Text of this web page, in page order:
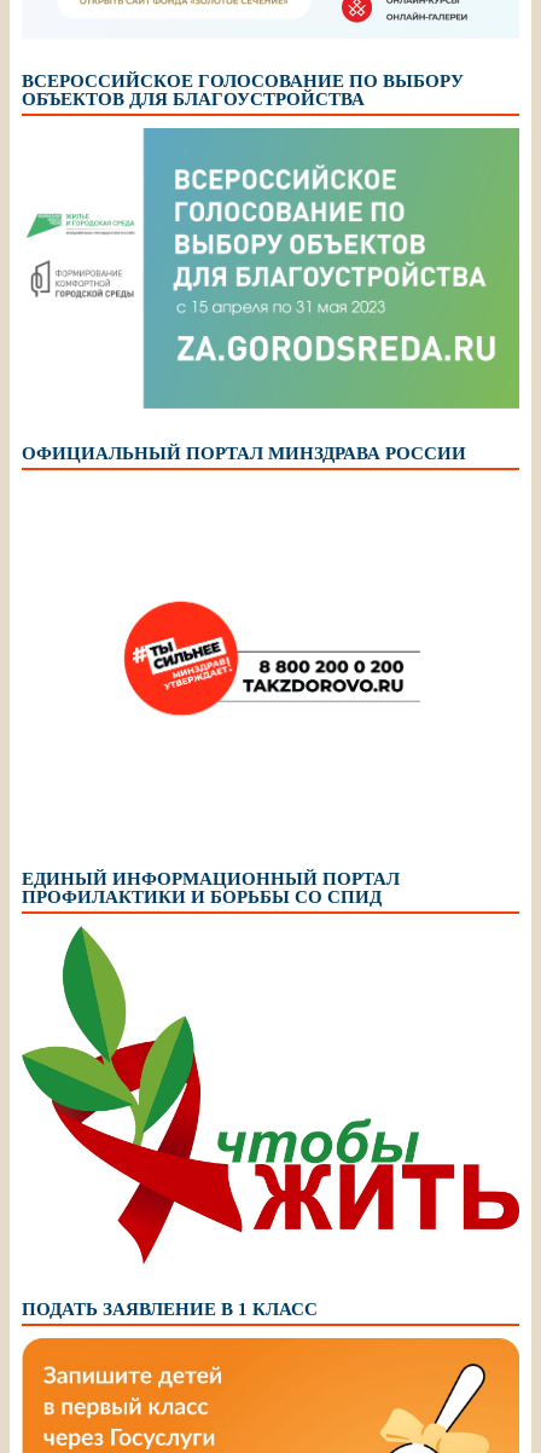
ВСЕРОССИЙСКОЕ ГОЛОСОВАНИЕ ПО ВЫБОРУ
ОБЪЕКТОВ ДЛЯ БЛАГОУСТРОЙСТВА
ОФИЦИАЛЬНЫЙ ПОРТАЛ МИНЗДРАВА РОССИИ
ЕДИНЫЙ ИНФОРМАЦИОННЫЙ ПОРТАЛ
ПРОФИЛАКТИКИ И БОРЬБЫ СО СПИД
ПОДАТЬ ЗАЯВЛЕНИЕ В 1 КЛАСС